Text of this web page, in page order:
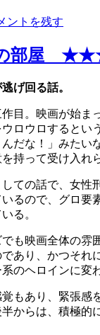
ントを残す
の部屋
げ回る話。
作目。映画が始
ロウロするとい
だな！」みたい
持って受け入れ
ての話で、女性
るので、グロ要
る。
も映画全体の雰
あり、かつそれ
のヘロインに変
もあり、緊張感
からは、積極